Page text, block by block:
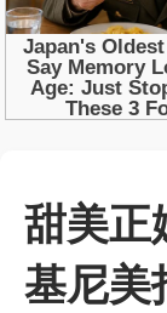
甜美正
基尼美